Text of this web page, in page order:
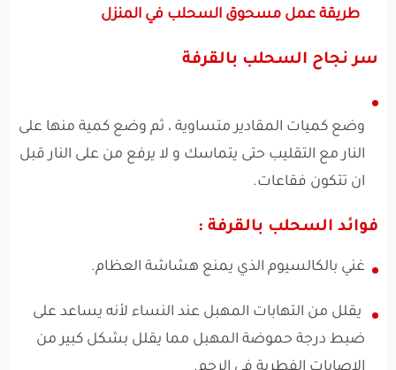
طريقة عمل مسحوق السحلب في المنزل
سر نجاح السحلب بالقرفة
وضع كميات المقادير متساوية ، ثم وضع كمية منها على
النار مع التقليب حتى يتماسك و لا يرفع من على النار قبل
ان تتكون فقاعات.
فوائد السحلب بالقرفة :
غني بالكالسيوم الذي يمنع هشاشة العظام.
يقلل من التهابات المهبل عند النساء لأنه يساعد على
ضبط درجة حموضة المهبل مما يقلل بشكل كبير من